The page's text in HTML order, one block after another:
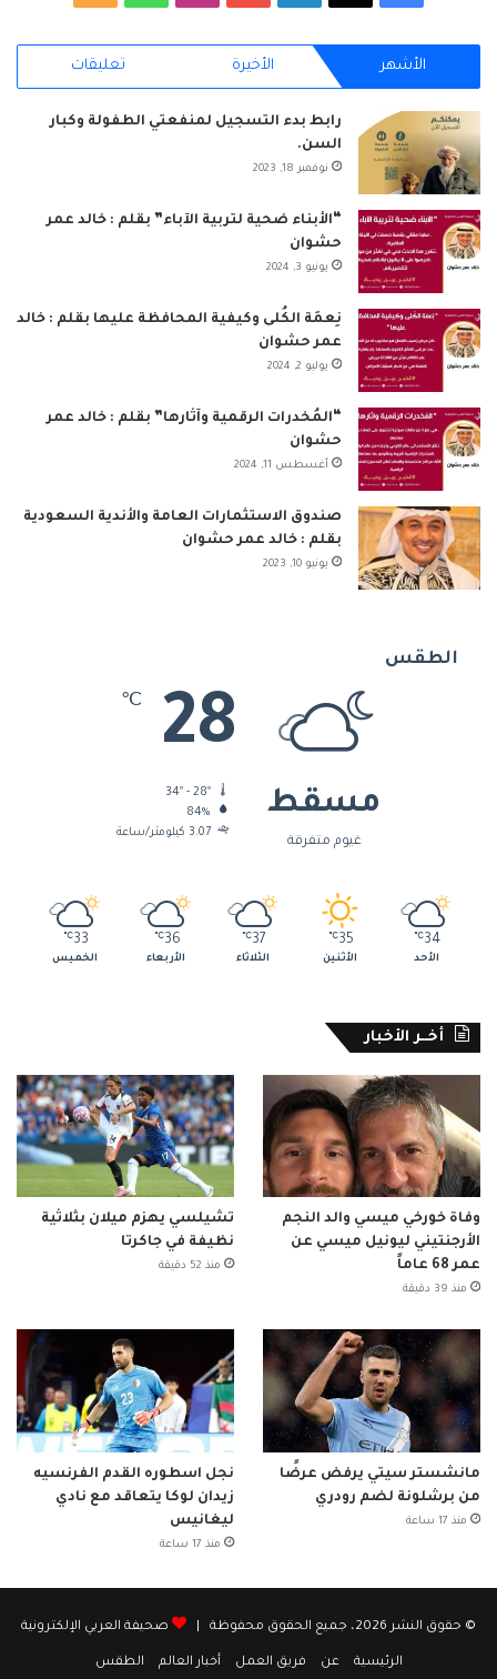
س
ب
و
ك
ك
د
ن
o
u ت س
خ
ص
S
الأشهر الأخيرة تعليقات
رابط بدء التسجيل لمنفعتي الطفولة وكبار
السن.
نوفمبر 18, 2023
“الأبناء ضحية لتربية الآباء” بقلم : خالد عمر
حشوان
يونيو 3, 2024
نِعمَة الكُلى وكيفية المحافظة عليها بقلم : خالد
عمر حشوان
يوليو 2, 2024
“المُخدرات الرقمية وآثارها” بقلم : خالد عمر
حشوان
أغسطس 11, 2024
صندوق الاستثمارات العامة والأندية السعودية
بقلم : خالد عمر حشوان
يونيو 10, 2023
الطقس
مسقط
غيوم متفرقة
28
℃
84%
3.07 كيلومتر/ساعة
34
℃
الأحد
35
℃
الأثنين
37
℃
الثلاثاء
36
℃
الأربعاء
33
℃
الخميس
أخــر الأخبار
وفاة خورخي ميسي والد النجم
الأرجنتيني ليونيل ميسي عن
عمر 68 عاماً
منذ 39 دقيقة
تشيلسي يهزم ميلان بثلاثية
نظيفة في جاكرتا
منذ 52 دقيقة
مانشستر سيتي يرفض عرضًا
من برشلونة لضم رودري
منذ 17 ساعة
نجل اسطوره القدم الفرنسيه
زيدان لوكا يتعاقد مع نادي
ليغانيس
منذ 17 ساعة
© حقوق النشر 2026، جميع الحقوق محفوظة | صحيفة العربي الإلكترونية
الرئيسية عن فريق العمل أخبار العالم الطقس